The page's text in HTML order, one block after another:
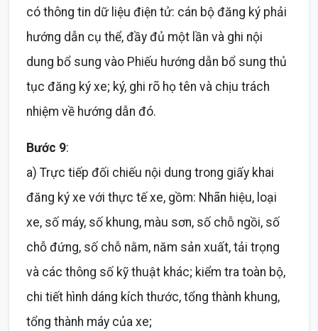
có thông tin dữ liệu điện tử: cán bộ đăng ký phải
hướng dẫn cụ thể, đầy đủ một lần và ghi nội
dung bổ sung vào Phiếu hướng dẫn bổ sung thủ
tục đăng ký xe; ký, ghi rõ họ tên và chịu trách
nhiệm về hướng dẫn đó.
Bước 9:
a) Trực tiếp đối chiếu nội dung trong giấy khai
đăng ký xe với thực tế xe, gồm: Nhãn hiệu, loại
xe, số máy, số khung, màu sơn, số chỗ ngồi, số
chỗ đứng, số chỗ nằm, năm sản xuất, tải trọng
và các thông số kỹ thuật khác; kiểm tra toàn bộ,
chi tiết hình dáng kích thước, tổng thành khung,
tổng thành máy của xe;